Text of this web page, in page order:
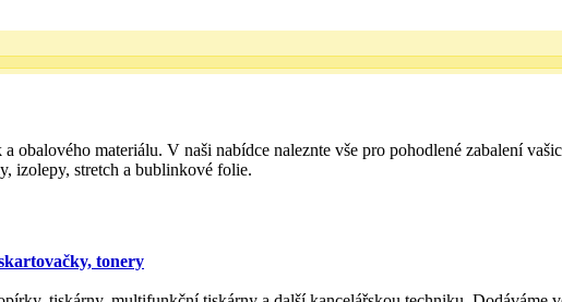
obalového materiálu. V naši nabídce naleznte vše pro pohodlené zabalení
izolepy, stretch a bublinkové folie.
tonery